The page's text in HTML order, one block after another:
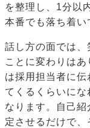
を整理し、1分以
本番でも落ち着い
話し方の面では、
ことに変わりはあ
は採用担当者に
てくるくらいに
なります。自己
定させるだけで